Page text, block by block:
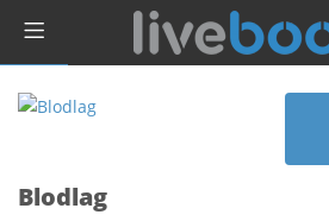
Blodlag